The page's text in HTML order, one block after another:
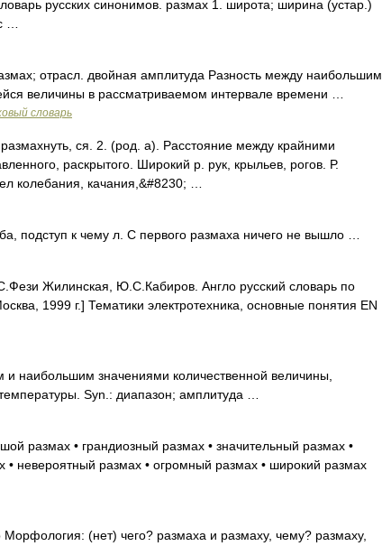
русских синонимов. размах 1. широта; ширина (устар.)
…
отрасл. двойная амплитуда Разность между наибольшим
величины в рассматриваемом интервале времени …
словарь
ся. 2. (род. а). Расстояние между крайними
раскрытого. Широкий р. рук, крыльев, рогов. Р.
колебания, качания,&#8230; …
подступ к чему л. С первого размаха ничего не вышло …
Жилинская, Ю.С.Кабиров. Англо русский словарь по
1999 г.] Тематики электротехника, основные понятия EN
наибольшим значениями количественной величины,
Syn.: диапазон; амплитуда …
размах • грандиозный размах • значительный размах •
невероятный размах • огромный размах • широкий размах
(нет) чего? размаха и размаху, чему? размаху,